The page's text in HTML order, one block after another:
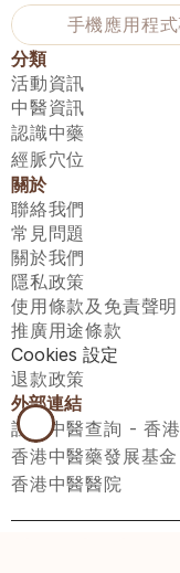
手機應用程
分類
活動資訊
中醫資訊
認識中藥
經脈穴位
關於
聯絡我們
常見問題
關於我們
隱私政策
使用條款及免責聲明
推廣用途條款
Cookies 設定
退款政策
外部連結
註冊中醫查詢 - 香
香港中醫藥發展基金
香港中醫醫院
醫師匯有限公司